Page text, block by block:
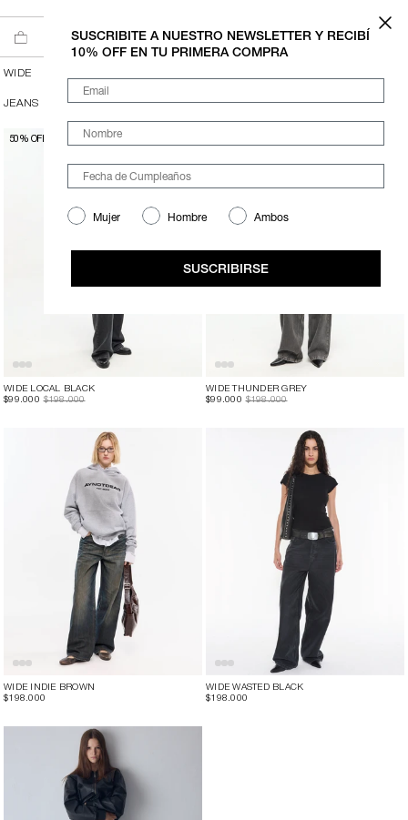
WIDE
JEANS FLARE STRAIGHT BOOTCUT SLIM SKIRTS
50% OFF
WIDE LOCAL BLACK
$99.000 $198.000
WIDE THUNDER GREY
$99.000 $198.000
WIDE INDIE BROWN
$198.000
WIDE WASTED BLACK
$198.000
SUSCRIBITE A NUESTRO NEWSLETTER Y RECIBÍ
10% OFF EN TU PRIMERA COMPRA
Email
Nombre
Mujer Hombre Ambos
SUSCRIBIRSE